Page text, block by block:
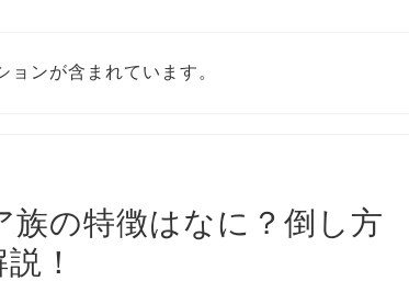
ンが含まれています。
族の特徴はなに？倒し方
！